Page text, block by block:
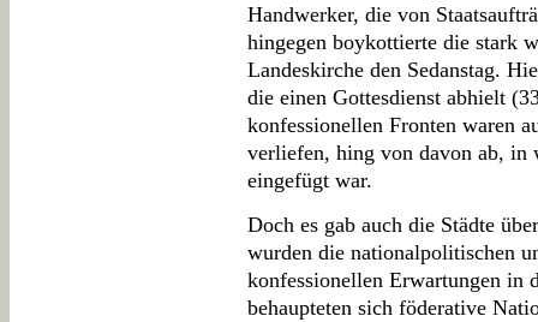
Handwerker, die von
hingegen boykottierte die stark
Landeskirche den Sedanstag.
die einen Gottesdienst abhielt
konfessionellen Fronten waren
verliefen, hing von davon ab, in
eingefügt war.
Doch es gab auch die Städte
wurden die nationalpolitischen
konfessionellen Erwartungen in
behaupteten sich föderative